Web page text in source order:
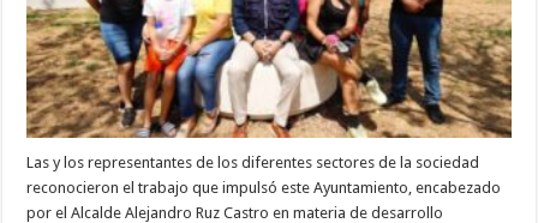
Las y los representantes de los diferentes sectores de la sociedad
reconocieron el trabajo que impulsó este Ayuntamiento, encabezado
por el Alcalde Alejandro Ruz Castro en materia de desarrollo